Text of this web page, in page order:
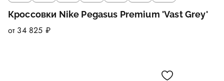
Кроссовки Nike Pegasus Premium 'Vast Grey'
от 34 825 ₽